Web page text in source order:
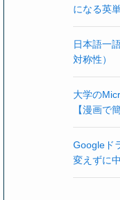
になる英
日本語一
対称性）
大学の
【漫画で
Googleド
変えずに